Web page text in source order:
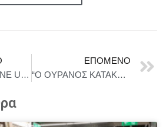
ΑΝΑΚΟΙΝΩΣΗ LINE UP ΤΟΥ AMVRAKIA FESTIVAL 3.0 | ΚΑΡΑΠΑΤΑΚΗ, ΜΠΟΦΙΛΙΟΥ, ΠΑΣΧΑΛΙΔΗΣ, ΠΥΞ ΛΑΞ, ΤΑΦ ΛΑΘΟΣ και πολλοί άλλοι, στις όχθες της λίμνης Αμβρακίας, από 31/7-2/8
ΕΠΌΜΕΝΟ
“Ο ΟΥΡΑΝΟΣ ΚΑΤΑΚΟΚΚΙΝΟΣ στον γαλαξία της Αναγνωστάκη” ΣΤΟ ΘΕΑΤΡΟ ΨΥΡΡΗ – ΠΑΡΑΤΑΣΗ ΠΑΡΑΣΤΑΣΕΩΝ ΜΕΧΡΙ ΤΗΝ ΚΥΡΙΑΚΗ 7 ΙΟΥΝΙΟΥ